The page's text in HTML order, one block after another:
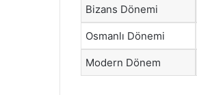
Bizans Dönemi
Osmanlı Dönemi
Modern Dönem